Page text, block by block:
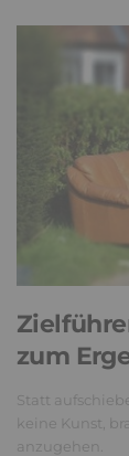
zum
Statt
keine Kunst,
anzugehen.